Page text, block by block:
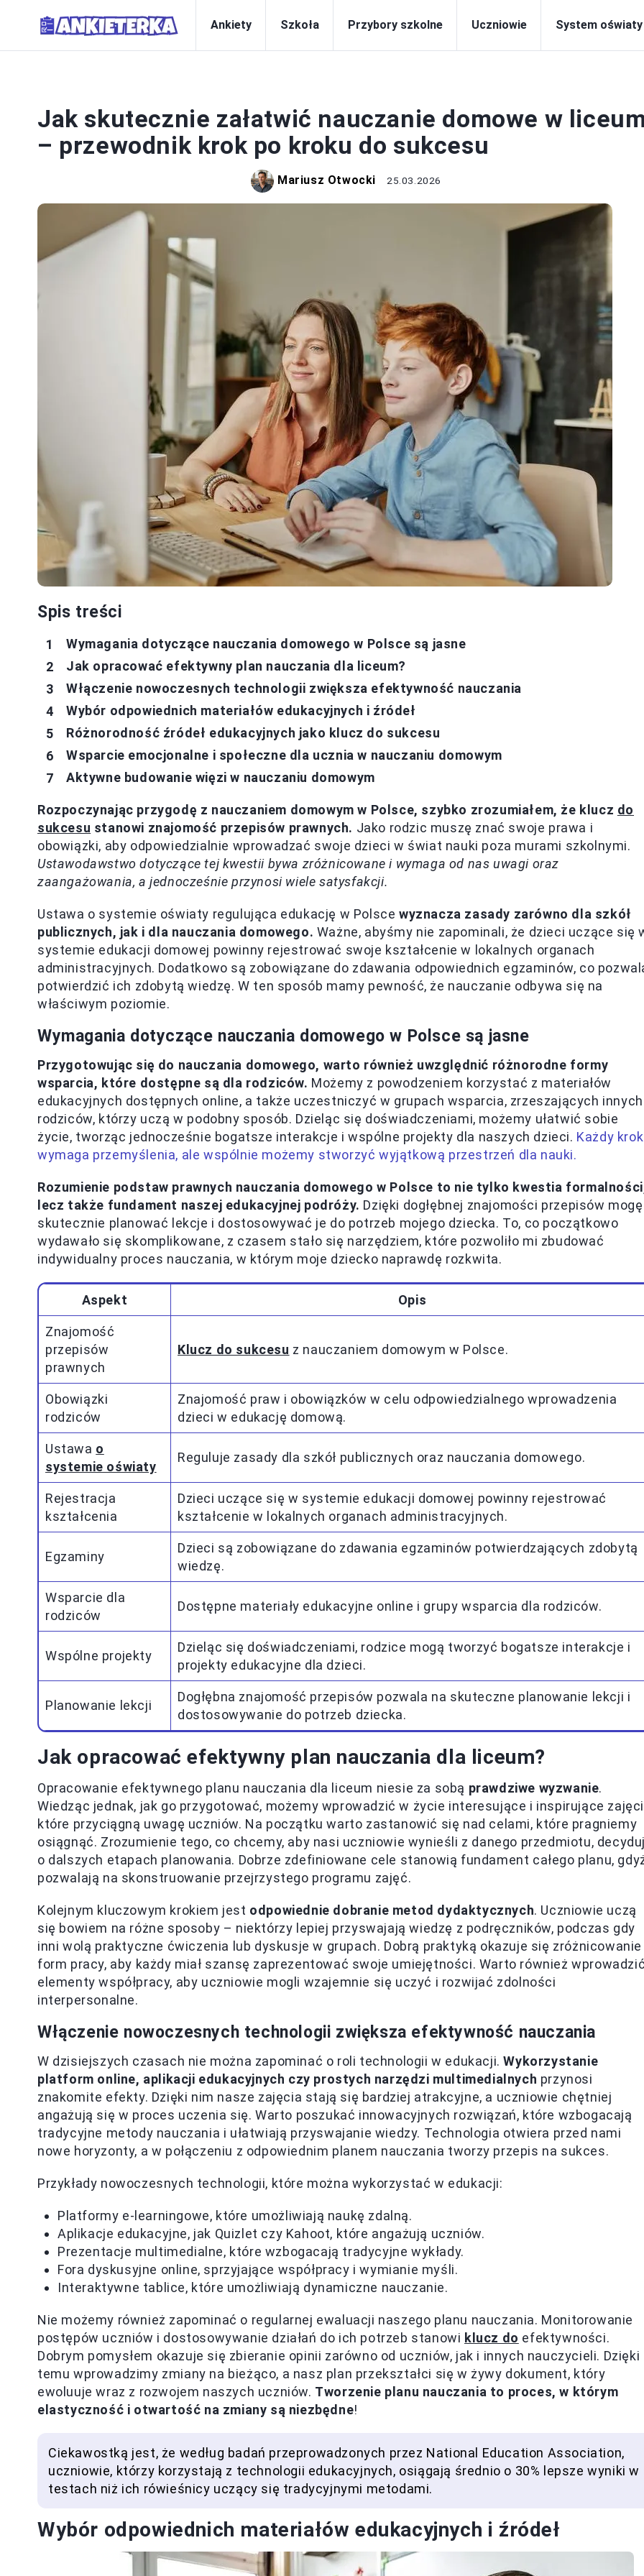
Ankiety Szkoła Przybory szkolne Uczniowie System oświaty
Jak skutecznie załatwić nauczanie domowe w
– przewodnik krok po kroku do sukcesu
Mariusz Otwocki 25.03.2026
Spis treści
Wymagania dotyczące nauczania domowego w Polsce są jasne
Jak opracować efektywny plan nauczania dla liceum?
Włączenie nowoczesnych technologii zwiększa efektywność nauczania
Wybór odpowiednich materiałów edukacyjnych i źródeł
Różnorodność źródeł edukacyjnych jako klucz do sukcesu
Wsparcie emocjonalne i społeczne dla ucznia w nauczaniu domowym
Aktywne budowanie więzi w nauczaniu domowym
Rozpoczynając przygodę z nauczaniem domowym w Polsce, szybko zrozumiałem, że klucz do
sukcesu stanowi znajomość przepisów prawnych. Jako rodzic muszę znać swoje prawa i
obowiązki, aby odpowiedzialnie wprowadzać swoje dzieci w świat nauki poza murami szkolnymi.
Ustawodawstwo dotyczące tej kwestii bywa zróżnicowane i wymaga od nas uwagi oraz
zaangażowania, a jednocześnie przynosi wiele satysfakcji.
Ustawa o systemie oświaty regulująca edukację w Polsce wyznacza zasady zarówno dla szkół
publicznych, jak i dla nauczania domowego. Ważne, abyśmy nie zapominali, że dzieci uczące się
systemie edukacji domowej powinny rejestrować swoje kształcenie w lokalnych organach
administracyjnych. Dodatkowo są zobowiązane do zdawania odpowiednich egzaminów, co
potwierdzić ich zdobytą wiedzę. W ten sposób mamy pewność, że nauczanie odbywa się na
właściwym poziomie.
Wymagania dotyczące nauczania domowego w Polsce są jasne
Przygotowując się do nauczania domowego, warto również uwzględnić różnorodne formy
wsparcia, które dostępne są dla rodziców. Możemy z powodzeniem korzystać z materiałów
edukacyjnych dostępnych online, a także uczestniczyć w grupach wsparcia, zrzeszających innych
rodziców, którzy uczą w podobny sposób. Dzieląc się doświadczeniami, możemy ułatwić sobie
życie, tworząc jednocześnie bogatsze interakcje i wspólne projekty dla naszych dzieci. Każdy krok
wymaga przemyślenia, ale wspólnie możemy stworzyć wyjątkową przestrzeń dla nauki.
Rozumienie podstaw prawnych nauczania domowego w Polsce to nie tylko kwestia
lecz także fundament naszej edukacyjnej podróży. Dzięki dogłębnej znajomości przepisów mogę
skutecznie planować lekcje i dostosowywać je do potrzeb mojego dziecka. To, co początkowo
wydawało się skomplikowane, z czasem stało się narzędziem, które pozwoliło mi zbudować
indywidualny proces nauczania, w którym moje dziecko naprawdę rozkwita.
Aspekt Opis
Znajomość
przepisów
prawnych
Klucz do sukcesu z nauczaniem domowym w Polsce.
Obowiązki
rodziców
Znajomość praw i obowiązków w celu odpowiedzialnego wprowadzenia
dzieci w edukację domową.
Ustawa o
systemie oświaty
Reguluje zasady dla szkół publicznych oraz nauczania domowego.
Rejestracja
kształcenia
Dzieci uczące się w systemie edukacji domowej powinny rejestrować
kształcenie w lokalnych organach administracyjnych.
Egzaminy
Dzieci są zobowiązane do zdawania egzaminów potwierdzających zdobytą
wiedzę.
Wsparcie dla
rodziców
Dostępne materiały edukacyjne online i grupy wsparcia dla rodziców.
Wspólne projekty
Dzieląc się doświadczeniami, rodzice mogą tworzyć bogatsze interakcje i
projekty edukacyjne dla dzieci.
Planowanie lekcji
Dogłębna znajomość przepisów pozwala na skuteczne planowanie lekcji i
dostosowywanie do potrzeb dziecka.
Jak opracować efektywny plan nauczania dla liceum?
Opracowanie efektywnego planu nauczania dla liceum niesie za sobą prawdziwe wyzwanie.
Wiedząc jednak, jak go przygotować, możemy wprowadzić w życie interesujące i inspirujące
które przyciągną uwagę uczniów. Na początku warto zastanowić się nad celami, które pragniemy
osiągnąć. Zrozumienie tego, co chcemy, aby nasi uczniowie wynieśli z danego przedmiotu,
o dalszych etapach planowania. Dobrze zdefiniowane cele stanowią fundament całego planu,
pozwalają na skonstruowanie przejrzystego programu zajęć.
Kolejnym kluczowym krokiem jest odpowiednie dobranie metod dydaktycznych. Uczniowie uczą
się bowiem na różne sposoby – niektórzy lepiej przyswajają wiedzę z podręczników, podczas gdy
inni wolą praktyczne ćwiczenia lub dyskusje w grupach. Dobrą praktyką okazuje się zróżnicowanie
form pracy, aby każdy miał szansę zaprezentować swoje umiejętności. Warto również
elementy współpracy, aby uczniowie mogli wzajemnie się uczyć i rozwijać zdolności
interpersonalne.
Włączenie nowoczesnych technologii zwiększa efektywność nauczania
W dzisiejszych czasach nie można zapominać o roli technologii w edukacji.Wykorzystanie
platform online, aplikacji edukacyjnych czy prostych narzędzi multimedialnych przynosi
znakomite efekty. Dzięki nim nasze zajęcia stają się bardziej atrakcyjne, a uczniowie chętniej
angażują się w proces uczenia się. Warto poszukać innowacyjnych rozwiązań, które wzbogacają
tradycyjne metody nauczania i ułatwiają przyswajanie wiedzy. Technologia otwiera przed nami
nowe horyzonty, a w połączeniu z odpowiednim planem nauczania tworzy przepis na sukces.
Przykłady nowoczesnych technologii, które można wykorzystać w edukacji:
Platformy e-learningowe, które umożliwiają naukę zdalną.
Aplikacje edukacyjne, jak Quizlet czy Kahoot, które angażują uczniów.
Prezentacje multimedialne, które wzbogacają tradycyjne wykłady.
Fora dyskusyjne online, sprzyjające współpracy i wymianie myśli.
Interaktywne tablice, które umożliwiają dynamiczne nauczanie.
Nie możemy również zapominać o regularnej ewaluacji naszego planu nauczania. Monitorowanie
postępów uczniów i dostosowywanie działań do ich potrzeb stanowi klucz do efektywności.
Dobrym pomysłem okazuje się zbieranie opinii zarówno od uczniów, jak i innych nauczycieli. Dzięki
temu wprowadzimy zmiany na bieżąco, a nasz plan przekształci się w żywy dokument, który
ewoluuje wraz z rozwojem naszych uczniów. Tworzenie planu nauczania to proces, w którym
elastyczność i otwartość na zmiany są niezbędne!
Ciekawostką jest, że według badań przeprowadzonych przez National Education Association,
uczniowie, którzy korzystają z technologii edukacyjnych, osiągają średnio o 30% lepsze wyniki w
testach niż ich rówieśnicy uczący się tradycyjnymi metodami.
Wybór odpowiednich materiałów edukacyjnych i źródeł